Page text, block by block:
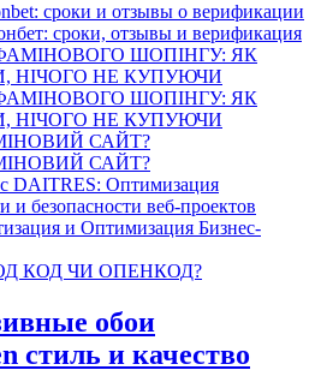
сроки и отзывы о верификации
сроки, отзывы и верификация
ШОПІНГУ: ЯК
НІЧОГО НЕ КУПУЮЧИ
ШОПІНГУ: ЯК
НІЧОГО НЕ КУПУЮЧИ
САЙТ?
САЙТ?
с DAITRES: Оптимизация
и безопасности веб-проектов
и Оптимизация Бизнес-
КОД ЧИ ОПЕНКОД?
обои
стиль и качество